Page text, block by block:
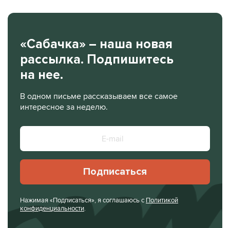
«Сабачка» – наша новая
рассылка. Подпишитесь
на нее.
В одном письме рассказываем все самое
интересное за неделю.
Подписаться
Нажимая «Подписаться», я соглашаюсь с Политикой
конфиденциальности.